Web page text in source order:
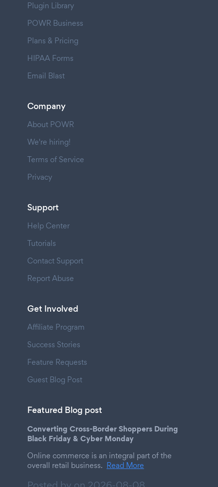
Plugin Library
POWR Business
Plans & Pricing
HIPAA Forms
Email Blast
Company
About POWR
We're hiring!
Terms of Service
Privacy
Support
Help Center
Tutorials
Contact Support
Report Abuse
Get Involved
Affiliate Program
Success Stories
Feature Requests
Guest Blog Post
Featured Blog post
Converting Cross-Border Shoppers During
Black Friday & Cyber Monday
Online commerce is an integral part of the
overall retail business. Read More